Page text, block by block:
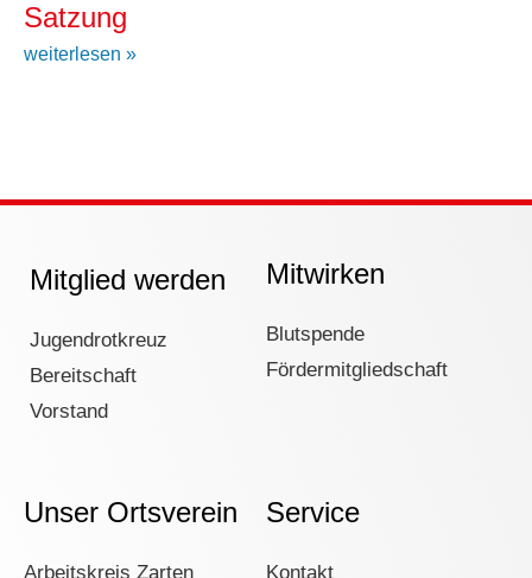
Satzung
weiterlesen »
Mitglied werden
Jugendrotkreuz
Bereitschaft
Vorstand
Mitwirken
Blutspende
Fördermitgliedschaft
Unser Ortsverein
Arbeitskreis Zarten
Service
Kontakt